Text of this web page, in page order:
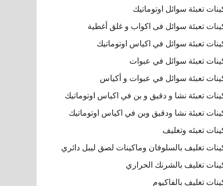
تعبئة سوائل اوتوماتيك
تعبئة سوائل فى اكواب و غلق أغطية
تعبئة سوائل في اكياس اوتوماتيك
تعبئة سوائل في عبوات
تعبئة سوائل في عبوات و أكياس
تعبئة نشا و دقيق و بن في اكياس اوتوماتيك
تعبئة نشا ودقيق وبن في اكياس اوتوماتيك
تعبئه وتغليف
تغليف بالسلوفان وماكينات لصق ليبل دائري
تغليف بالشرنك الحراري
تغليف بالفاكيوم